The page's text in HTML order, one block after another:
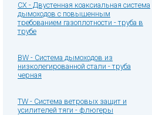
CX - Двустенная коаксиальная система
дымоходов с повышенным
требованием газоплотности - труба в
трубе
BW - Система дымоходов из
низколегированной стали - труба
черная
TW - Система ветровых защит и
усилителей тяги - флюгеры